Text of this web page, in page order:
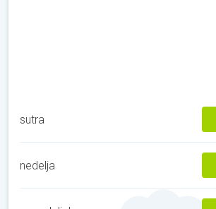
sutra
nedelja